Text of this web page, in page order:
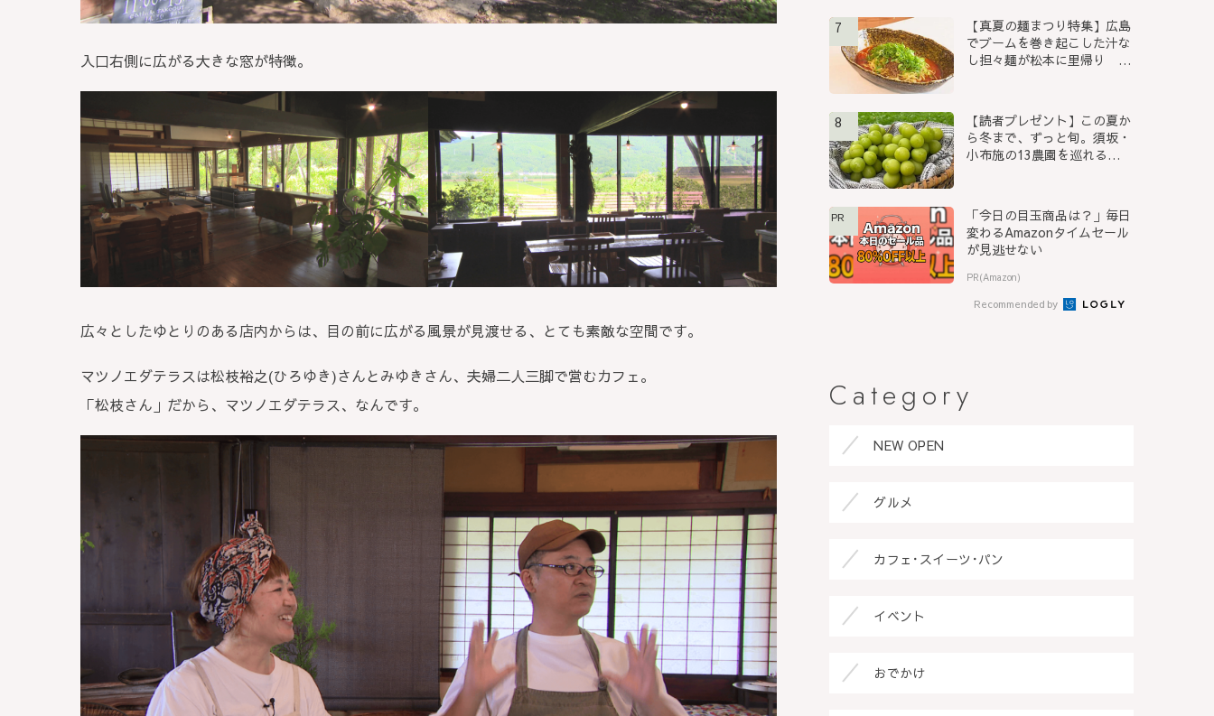
入口右側に広がる大きな窓が特徴。
広々としたゆとりのある店内からは、目の前に広がる風景が見渡せる、とても素敵な空間です。
マツノエダテラスは松枝裕之(ひろゆき)さんとみゆきさん、夫婦二人三脚で営むカフェ。
「松枝さん」だから、マツノエダテラス、なんです。
7
【真夏の麺まつり特集】広島
でブームを巻き起こした汁な
し担々麺が松本に里帰り
8
【読者プレゼント】この夏か
ら冬まで、ずっと旬。須坂・
小布施の13農園を巡れる
PR
「今日の目玉商品は？」毎日
変わるAmazonタイムセール
が見逃せない
PR(Amazon)
Recommended by
Category
NEW OPEN
グルメ
カフェ･スイーツ･パン
イベント
おでかけ